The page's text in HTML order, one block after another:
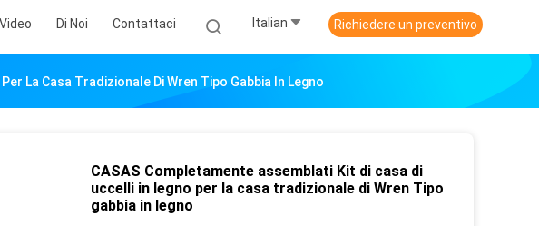
Video Di Noi Contattaci Italian Richiedere un preventivo
La Casa Tradizionale Di Wren Tipo Gabbia In Legno
CASAS Completamente assemblati Kit di casa di
uccelli in legno per la casa tradizionale di Wren Tipo
gabbia in legno